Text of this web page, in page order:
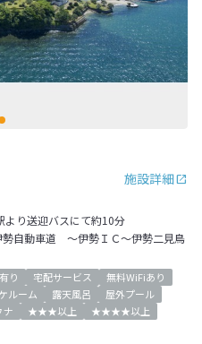
施設詳細
より送迎バスにて約10分
自動車道 ～伊勢ＩＣ～伊勢二見鳥
り 宅配サービス
無料WiFiあり
ルーム 露天風呂
屋外プール
ナ ★★★以上
★★★★以上